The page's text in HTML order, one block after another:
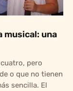
musical: una
pero
o que no tienen
sencilla. El